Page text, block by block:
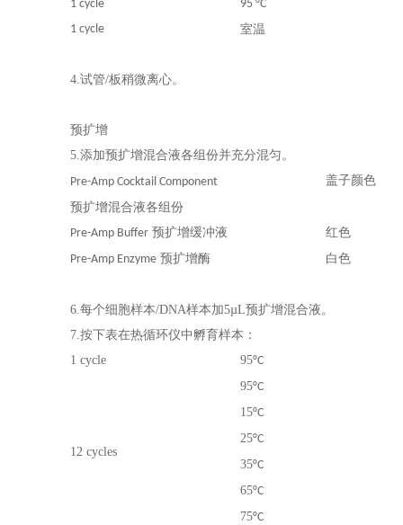
1 cycle
95 °C
1 cycle
室温
4.试管/板稍微离心。
预扩增
5.添加预扩增混合液各组份并充分混匀。
Pre-Amp Cocktail Component
预扩增混合液各组份
盖子颜色
Pre-Amp Buffer 预扩增缓冲液
红色
Pre-Amp Enzyme 预扩增酶 白色
6.每个细胞样本/DNA样本加5µL预扩增混合液。
7.按下表在热循环仪中孵育样本：
1 cycle
95°C
12 cycles
95°C
15°C
25°C
35°C
65°C
75°C